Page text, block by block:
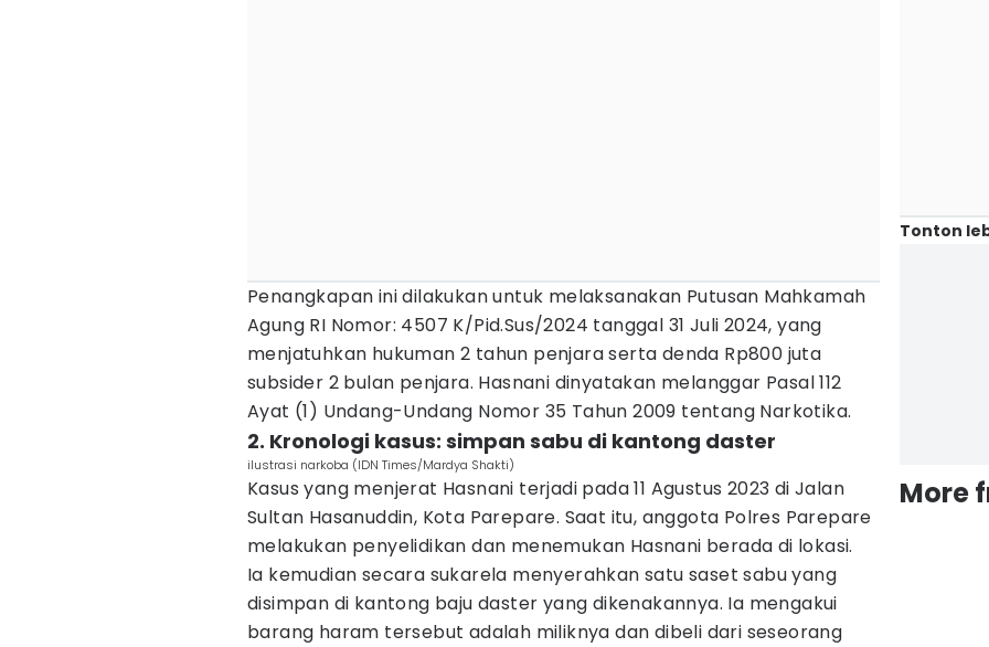
Penangkapan ini dilakukan untuk melaksanakan Putusan Mahkamah
Agung RI Nomor: 4507 K/Pid.Sus/2024 tanggal 31 Juli 2024, yang
menjatuhkan hukuman 2 tahun penjara serta denda Rp800 juta
subsider 2 bulan penjara. Hasnani dinyatakan melanggar Pasal 112
Ayat (1) Undang-Undang Nomor 35 Tahun 2009 tentang Narkotika.
2. Kronologi kasus: simpan sabu di kantong daster
ilustrasi narkoba (IDN Times/Mardya Shakti)
Kasus yang menjerat Hasnani terjadi pada 11 Agustus 2023 di Jalan
Sultan Hasanuddin, Kota Parepare. Saat itu, anggota Polres Parepare
melakukan penyelidikan dan menemukan Hasnani berada di lokasi.
Ia kemudian secara sukarela menyerahkan satu saset sabu yang
disimpan di kantong baju daster yang dikenakannya. Ia mengakui
barang haram tersebut adalah miliknya dan dibeli dari seseorang
Tonton
More